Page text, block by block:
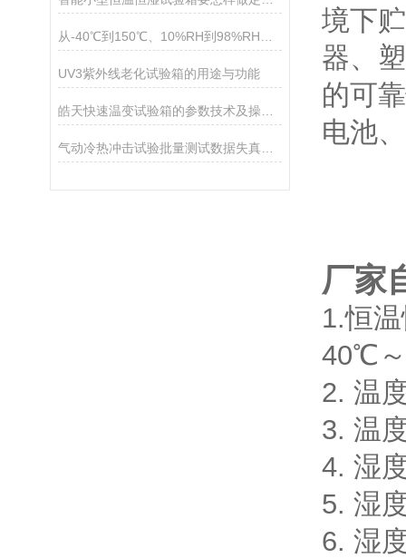
UV3紫外线老化试验箱的用途与功能
气动冷热冲击试验批量测试数据失真的核心诱因与整改
境下
器、
的可
电池
厂家
1.恒
40℃
2. 温
3. 温
4. 湿
5. 湿
6. 湿